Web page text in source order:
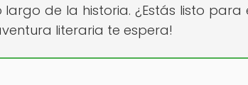
de la historia. ¿Estás listo
literaria te espera!